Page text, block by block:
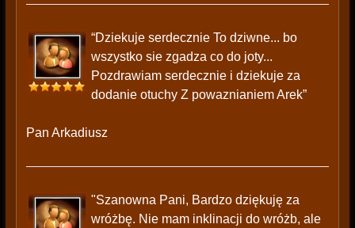
“Dziekuje serdecznie To dziwne... bo
wszystko sie zgadza co do joty...
Pozdrawiam serdecznie i dziekuje za
dodanie otuchy Z powaznianiem Arek”
Pan Arkadiusz
"Szanowna Pani, Bardzo dziękuję za
wróżbę. Nie mam inklinacji do wróżb, ale